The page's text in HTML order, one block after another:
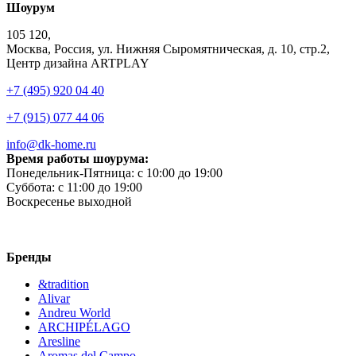
Шоурум
105 120,
Москва, Россия, ул. Нижняя Сыромятническая, д. 10, стр.2,
Центр дизайна ARTPLAY
+7 (495) 920 04 40
+7 (915) 077 44 06
info@dk-home.ru
Время работы шоурума:
Понедельник-Пятница: c 10:00 до 19:00
Суббота: c 11:00 до 19:00
Воскресенье выходной
Бренды
&tradition
Alivar
Andreu World
ARCHIPÉLAGO
Aresline